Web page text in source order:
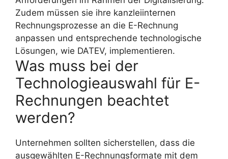
Zudem müssen sie ihre kanzleiinternen
Rechnungsprozesse an die E-Rechnung
anpassen und entsprechende technologische
Lösungen, wie DATEV, implementieren.
Was muss bei der
Technologieauswahl für E-
Rechnungen beachtet
werden?
Unternehmen sollten sicherstellen, dass die
ausgewählten E-Rechnungsformate mit dem